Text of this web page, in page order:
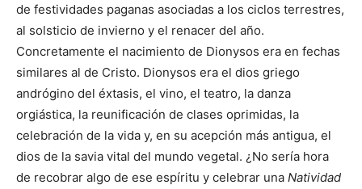
de festividades paganas asociadas a los ciclos terrestres,
al solsticio de invierno y el renacer del año.
Concretamente el nacimiento de Dionysos era en fechas
similares al de Cristo. Dionysos era el dios griego
andrógino del éxtasis, el vino, el teatro, la danza
orgiástica, la reunificación de clases oprimidas, la
celebración de la vida y, en su acepción más antigua, el
dios de la savia vital del mundo vegetal. ¿No sería hora
de recobrar algo de ese espíritu y celebrar una Natividad